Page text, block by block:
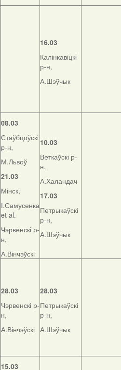
16.03
Калінкавіцкі
р-н,
А.Шэўчык
08.03
Стаўбцоўскі
р-н,
М.Львоў
21.03
Мінск,
І.Самусенка
et al.
Чэрвенскі р-
н,
А.Вінчэўскі
10.03
Веткаўскі р-
н,
А.Халандач
17.03
Петрыкаўскі
р-н,
А.Шэўчык
28.03
Чэрвенскі р-
н,
А.Вінчэўскі
28.03
Петрыкаўскі
р-н,
А.Шэўчык
15.03